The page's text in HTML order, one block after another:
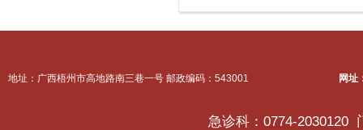
网址
地址：广西梧州市高地路南三巷一号 邮政编码：543001
急诊科：0774-2030120